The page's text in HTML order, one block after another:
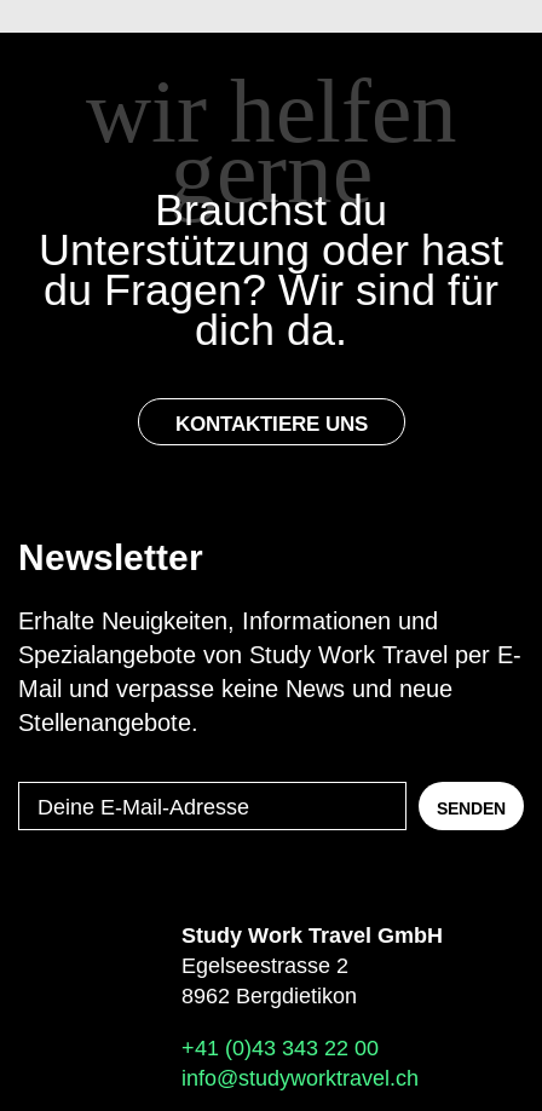
wir helfen
gerne
Brauchst du
Unterstützung oder hast
du Fragen? Wir sind für
dich da.
KONTAKTIERE UNS
Newsletter
Erhalte Neuigkeiten, Informationen und
Spezialangebote von Study Work Travel per E-
Mail und verpasse keine News und neue
Stellenangebote.
Deine
E-
SENDEN
Study Work Travel GmbH
Egelseestrasse 2
8962 Bergdietikon
+41 (0)43 343 22 00
info@studyworktravel.ch